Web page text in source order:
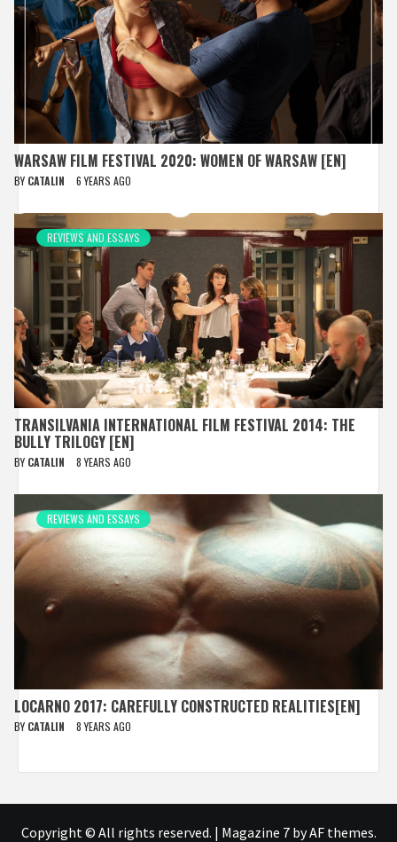
WARSAW FILM FESTIVAL 2020: WOMEN OF WARSAW [EN]
BY CATALIN 6 YEARS AGO
REVIEWS AND ESSAYS
TRANSILVANIA INTERNATIONAL FILM FESTIVAL 2014: THE
BULLY TRILOGY [EN]
BY CATALIN 8 YEARS AGO
REVIEWS AND ESSAYS
LOCARNO 2017: CAREFULLY CONSTRUCTED REALITIES[EN]
BY CATALIN 8 YEARS AGO
Copyright © All rights reserved. | Magazine 7by AF themes.